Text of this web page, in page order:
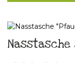
Nasstasche